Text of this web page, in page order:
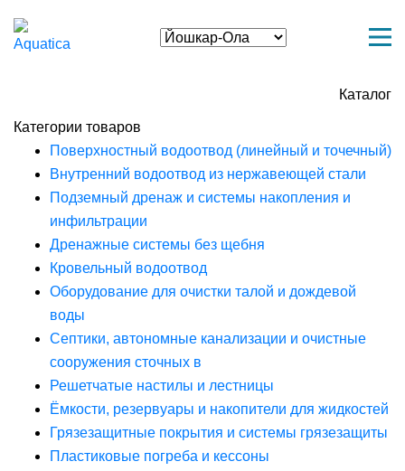
Каталог
Категории товаров
Поверхностный водоотвод (линейный и точечный)
Внутренний водоотвод из нержавеющей стали
Подземный дренаж и системы накопления и
инфильтрации
Дренажные системы без щебня
Кровельный водоотвод
Оборудование для очистки талой и дождевой
воды
Септики, автономные канализации и очистные
сооружения сточных в
Решетчатые настилы и лестницы
Ёмкости, резервуары и накопители для жидкостей
Грязезащитные покрытия и системы грязезащиты
Пластиковые погреба и кессоны